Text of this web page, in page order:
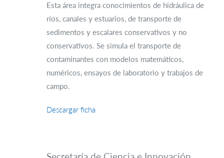
Esta área integra conocimientos de hidráulica de
ríos, canales y estuarios, de transporte de
sedimentos y escalares conservativos y no
conservativos. Se simula el transporte de
contaminantes con modelos matemáticos,
numéricos, ensayos de laboratorio y trabajos de
campo.
Descargar ficha